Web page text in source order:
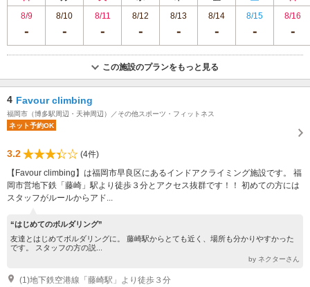
8/9
8/10 8/11 8/12 8/13 8/14 8/15 8/16
この施設のプランをもっと見る
4 Favour climbing
福岡市（博多駅周辺・天神周辺）／その他スポーツ・フィットネス
ネット予約OK
3.2
(4件)
【Favour climbing】は福岡市早良区にあるインドアクライミング施設です。 福
岡市営地下鉄「藤崎」駅より徒歩３分とアクセス抜群です！！ 初めての方には
スタッフがルールからアド...
“はじめてのボルダリング”
友達とはじめてボルダリングに。 藤崎駅からとても近く、場所も分かりやすかった
です。 スタッフの方の説...
by ネクターさん
(1)地下鉄空港線「藤崎駅」より徒歩３分